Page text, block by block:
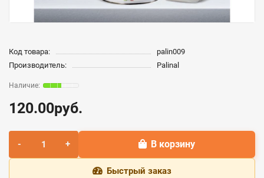
Код товара:
palin009
Производитель:
Palinal
120.00руб.
В корзину
Быстрый заказ